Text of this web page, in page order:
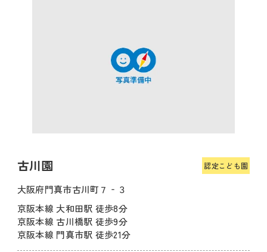
古川園 認定こども園
大阪府門真市古川町７‐３
京阪本線 大和田駅 徒歩8分
京阪本線 古川橋駅 徒歩9分
京阪本線 門真市駅 徒歩21分